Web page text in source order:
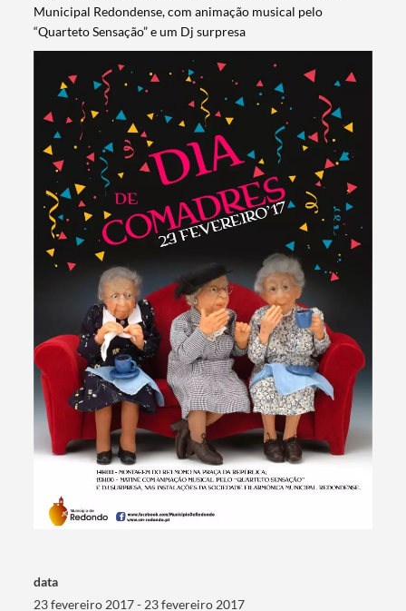
Municipal Redondense, com animação musical pelo
“Quarteto Sensação” e um Dj surpresa
data
23 fevereiro 2017 - 23 fevereiro 2017